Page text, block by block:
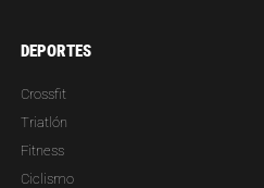
DEPORTES
Crossfit
Triatlón
Fitness
Ciclismo